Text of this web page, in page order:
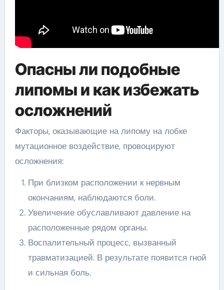
Опасны ли подобные
липомы и как избежать
осложнений
Факторы, оказывающие на липому на лобке
мутационное воздействие, провоцируют
осложнения:
При близком расположении к нервным
окончаниям, наблюдаются боли.
Увеличение обуславливают давление на
расположенные рядом органы.
Воспалительный процесс, вызванный
травматизацией. В результате появится гной
и сильная боль.